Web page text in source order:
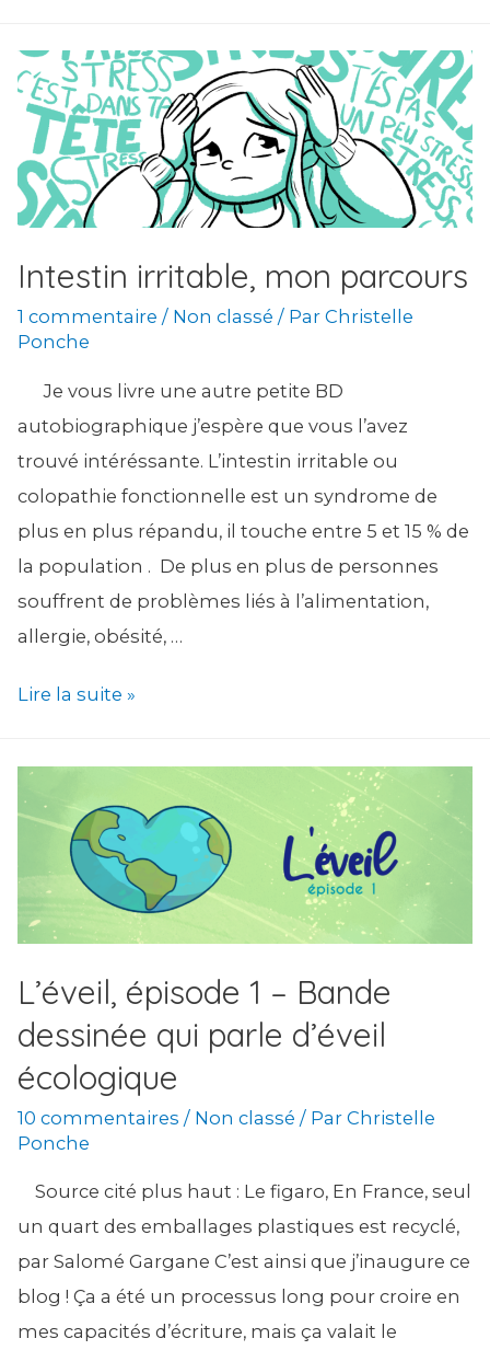
Intestin irritable, mon parcours
1 commentaire / Non classé / ParChristelle
Ponche
Je vous livre une autre petite BD
autobiographique j’espère que vous l’avez
trouvé intéréssante. L’intestin irritable ou
colopathie fonctionnelle est un syndrome de
plus en plus répandu, il touche entre 5 et 15 % de
la population . De plus en plus de personnes
souffrent de problèmes liés à l’alimentation,
allergie, obésité, …
Intestin
mon
parcours
Lire la suite »
L’éveil, épisode 1 – Bande
dessinée qui parle d’éveil
écologique
10 commentaires / Non classé / ParChristelle
Ponche
Source cité plus haut : Le figaro, En France, seul
un quart des emballages plastiques est recyclé,
par Salomé Gargane C’est ainsi que j’inaugure ce
blog ! Ça a été un processus long pour croire en
mes capacités d’écriture, mais ça valait le